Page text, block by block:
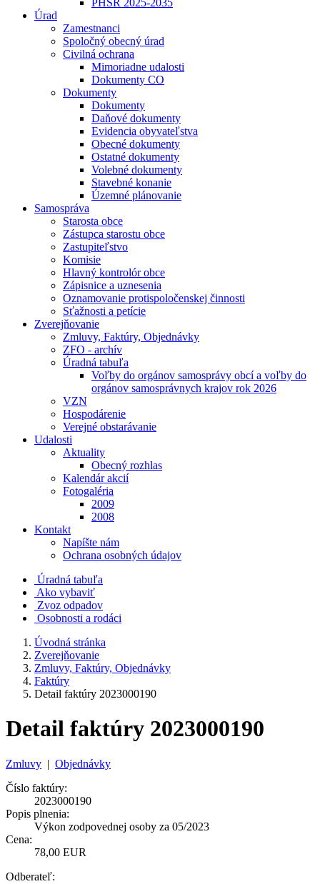
PHSR 2025-2035
Úrad
Zamestnanci
Spoločný obecný úrad
Civilná ochrana
Mimoriadne udalosti
Dokumenty CO
Dokumenty
Dokumenty
Daňové dokumenty
Evidencia obyvateľstva
Obecné dokumenty
Ostatné dokumenty
Volebné dokumenty
Stavebné konanie
Územné plánovanie
Samospráva
Starosta obce
Zástupca starostu obce
Zastupiteľstvo
Komisie
Hlavný kontrolór obce
Zápisnice a uznesenia
Oznamovanie protispoločenskej činnosti
Sťažnosti a petície
Zverejňovanie
Zmluvy, Faktúry, Objednávky
ZFO - archív
Úradná tabuľa
Voľby do orgánov samosprávy obcí a voľby do
orgánov samosprávnych krajov rok 2026
VZN
Hospodárenie
Verejné obstarávanie
Udalosti
Aktuality
Obecný rozhlas
Kalendár akcií
Fotogaléria
2009
2008
Kontakt
Napíšte nám
Ochrana osobných údajov
Úradná tabuľa
Ako vybaviť
Zvoz odpadov
Osobnosti a rodáci
Úvodná stránka
Zverejňovanie
Zmluvy, Faktúry, Objednávky
Faktúry
Detail faktúry 2023000190
Detail faktúry 2023000190
Zmluvy | Objednávky
Číslo faktúry:
2023000190
Popis plnenia:
Výkon zodpovednej osoby za 05/2023
Cena:
78,00 EUR
Odberateľ: